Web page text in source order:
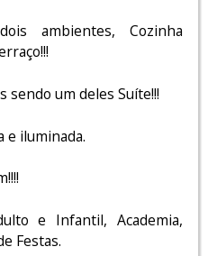
ambientes, Cozinha
sendo um deles Suíte!!!
e iluminada.
e Infantil, Academia,
Festas.